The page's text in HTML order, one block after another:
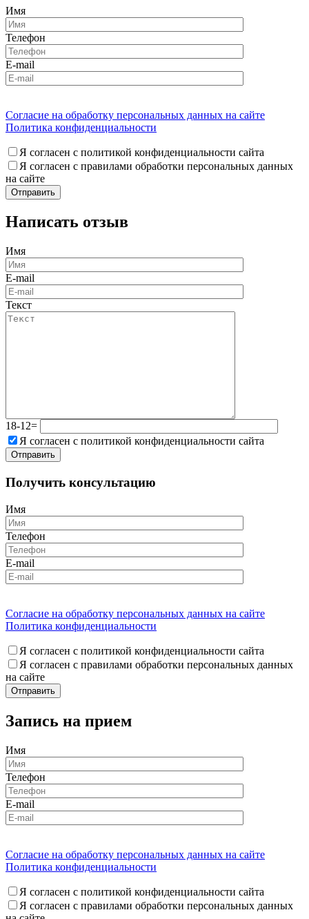
Имя
Телефон
E-mail
Согласие на обработку персональных данных на сайте
Политика конфиденциальности
Я согласен с политикой конфиденциальности сайта
Я согласен с правилами обработки персональных данных
на сайте
Написать отзыв
Имя
E-mail
Текст
18-12=
Я согласен с политикой конфиденциальности сайта
Получить консультацию
Имя
Телефон
E-mail
Согласие на обработку персональных данных на сайте
Политика конфиденциальности
Я согласен с политикой конфиденциальности сайта
Я согласен с правилами обработки персональных данных
на сайте
Запись на прием
Имя
Телефон
E-mail
Согласие на обработку персональных данных на сайте
Политика конфиденциальности
Я согласен с политикой конфиденциальности сайта
Я согласен с правилами обработки персональных данных